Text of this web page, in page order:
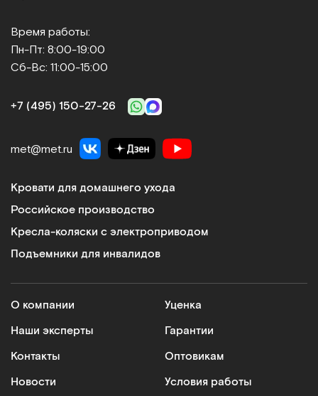
Время работы:
Пн-Пт: 8:00-19:00
Сб-Вс: 11:00-15:00
+7 (495) 150‑27‑26
met@met.ru
Кровати для домашнего ухода
Российское производство
Кресла-коляски с электроприводом
Подъемники для инвалидов
О компании
Наши эксперты
Контакты
Новости
Уценка
Гарантии
Оптовикам
Условия работы